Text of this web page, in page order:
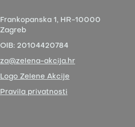
Frankopanska 1, HR-10000
Zagreb
OIB: 20104420784
za@zelena-akcija.hr
Logo Zelene Akcije
Pravila privatnosti